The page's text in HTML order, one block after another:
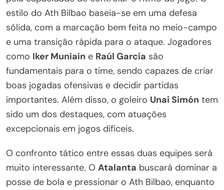
estilo do Ath Bilbao baseia-se em uma defesa
sólida, com a marcação bem feita no meio-campo
e uma transição rápida para o ataque. Jogadores
como Iker Muniain e Raúl García são
fundamentais para o time, sendo capazes de criar
boas jogadas ofensivas e decidir partidas
importantes. Além disso, o goleiro Unai Simón tem
sido um dos destaques, com atuações
excepcionais em jogos difíceis.
O confronto tático entre essas duas equipes será
muito interessante. O Atalanta buscará dominar a
posse de bola e pressionar o Ath Bilbao, enquanto